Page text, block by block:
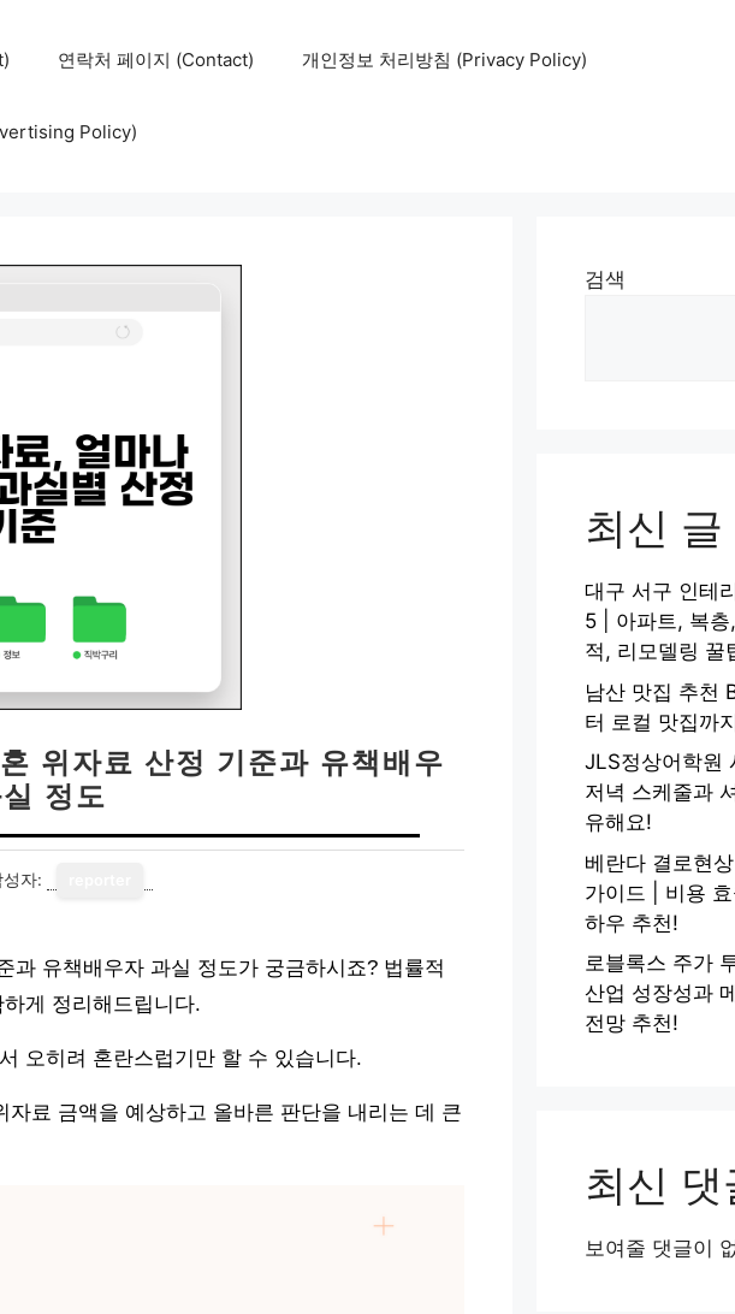
연락처 페이지 (Contact) 개인정보 처리방침 (Privacy Policy)
Policy)
위자료 산정 기준과 유책배우
정도
성자:
과 유책배우자 과실 정도가 궁금하시죠? 법률적
게 정리해드립니다.
오히려 혼란스럽기만 할 수 있습니다.
료 금액을 예상하고 올바른 판단을 내리는 데 큰
검색
최신 글
대구 서구 인테
5 | 아파트, 복
적, 리모델링 꿀
남산 맛집 추천
터 로컬 맛집까
JLS정상어학원
저녁 스케줄과
유해요!
베란다 결로현
가이드 | 비용
하우 추천!
로블록스 주가
산업 성장성과
전망 추천!
최신 댓
보여줄 댓글이